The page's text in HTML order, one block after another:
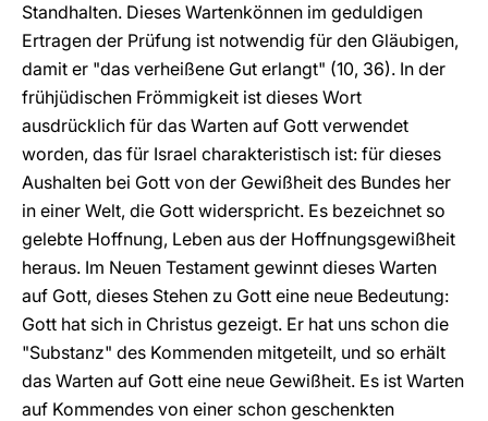
Standhalten. Dieses Wartenkönnen im geduldigen
Ertragen der Prüfung ist notwendig für den Gläubigen,
damit er "das verheißene Gut erlangt" (10, 36). In der
frühjüdischen Frömmigkeit ist dieses Wort
ausdrücklich für das Warten auf Gott verwendet
worden, das für Israel charakteristisch ist: für dieses
Aushalten bei Gott von der Gewißheit des Bundes her
in einer Welt, die Gott widerspricht. Es bezeichnet so
gelebte Hoffnung, Leben aus der Hoffnungsgewißheit
heraus. Im Neuen Testament gewinnt dieses Warten
auf Gott, dieses Stehen zu Gott eine neue Bedeutung:
Gott hat sich in Christus gezeigt. Er hat uns schon die
"Substanz" des Kommenden mitgeteilt, und so erhält
das Warten auf Gott eine neue Gewißheit. Es ist Warten
auf Kommendes von einer schon geschenkten